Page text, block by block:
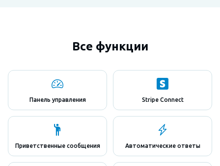
Все функции
Панель управления Stripe Connect
Приветственные сообщения Автоматические ответы